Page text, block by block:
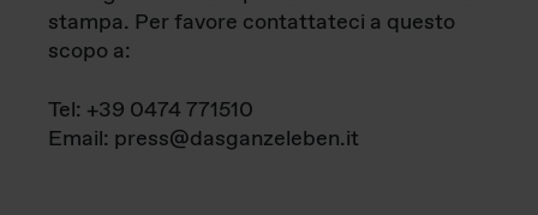
stampa. Per favore contattateci a questo
scopo a:
Tel: +39 0474 771510
Email: press@dasganzeleben.it